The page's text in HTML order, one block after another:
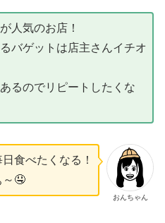
人気のお店！
バゲットは店主さんイチオ
るのでリピートしたくな
おんちゃん
食べたくなる！
～🤤